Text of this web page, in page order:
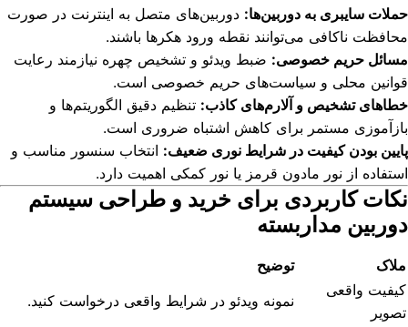
حملات سایبری به دوربین‌ها: دوربین‌های متصل به اینترنت در صورت
محافظت ناکافی می‌توانند نقطه ورود هکرها باشند.
مسائل حریم خصوصی: ضبط ویدئو و تشخیص چهره نیازمند رعایت
قوانین محلی و سیاست‌های حریم خصوصی است.
خطاهای تشخیص و آلارم‌های کاذب: تنظیم دقیق الگوریتم‌ها و
بازآموزی مستمر برای کاهش اشتباه ضروری است.
پایین بودن کیفیت در شرایط نوری ضعیف: انتخاب سنسور مناسب و
استفاده از نور مادون قرمز یا نور کمکی اهمیت دارد.
نکات کاربردی برای خرید و طراحی سیستم
دوربین مداربسته
ملاک
توضیح
کیفیت واقعی
تصویر
نمونه ویدئو در شرایط واقعی درخواست کنید.